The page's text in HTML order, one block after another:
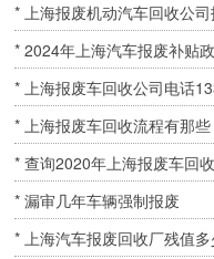
* 上海报废机动汽车回收公
* 2024年上海汽车报废补贴
* 上海报废车回收公司电话
* 上海报废车回收流程有那些
* 查询2020年上海报废车回
* 漏审几年车辆强制报废
* 上海汽车报废回收厂残值多